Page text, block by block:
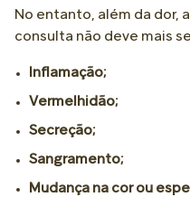
No entanto, além da dor,
consulta não deve mais
Inflamação;
Vermelhidão;
Secreção;
Sangramento;
Mudança na cor ou